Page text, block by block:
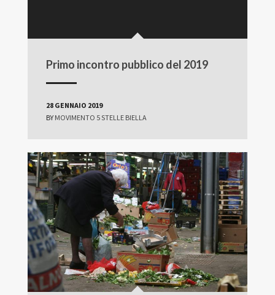
Primo incontro pubblico del 2019
28 GENNAIO 2019
BY MOVIMENTO 5 STELLE BIELLA